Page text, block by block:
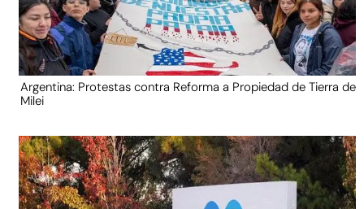
Argentina: Protestas contra Reforma a Propiedad de Tierra de
Milei